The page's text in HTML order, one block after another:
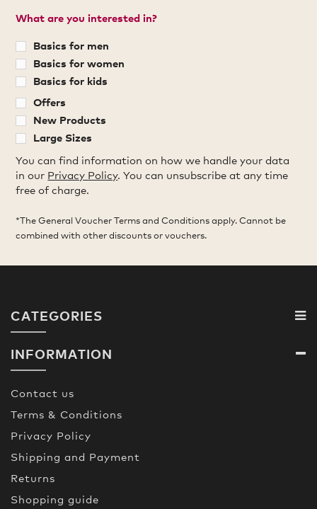
What are you interested in?
Basics for men
Basics for women
Basics for kids
Offers
New Products
Large Sizes
You can find information on how we handle your data
in our Privacy Policy. You can unsubscribe at any time
free of charge.
*The General Voucher Terms and Conditions apply. Cannot be
combined with other discounts or vouchers.
CATEGORIES
INFORMATION
Contact us
Terms & Conditions
Privacy Policy
Shipping and Payment
Returns
Shopping guide